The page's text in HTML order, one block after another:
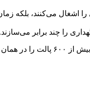
را اشغال می‌کنند،
را چند برابر می‌سازند.